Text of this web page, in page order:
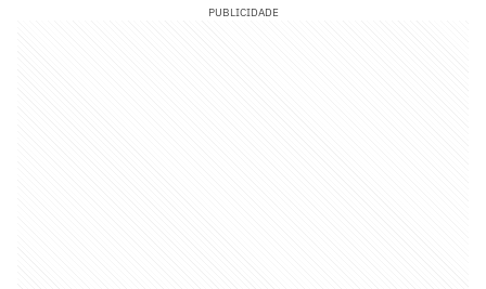
PUBLICIDADE